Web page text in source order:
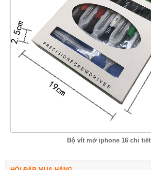
Bộ vít mở iphone 16 chi tiết